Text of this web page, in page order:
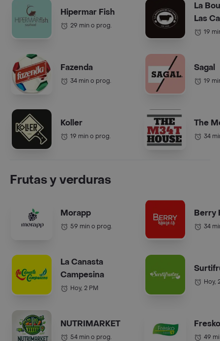
Hipermar Fish
29 min o prog.
Fazenda
34 min o prog.
Koller
19 min o prog.
La
Las
19
Sagal
19
The
34
Frutas y verduras
Morapp
59 min o prog.
La Canasta
Campesina
Hoy, 2 PM
NUTRIMARKET
54 min o prog.
Berry
34
Hoy,
49